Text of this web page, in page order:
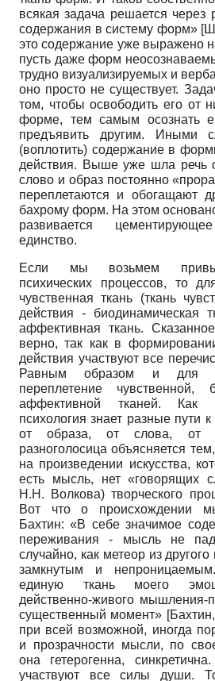
всякая задача решается через
содержания в систему форм» [
это содержание уже выражено
пусть даже форм
трудно визуализируемых и
оно просто не существует.
том, чтобы освободить его от
форме, тем самым осознать
предъявить другим. Иными
(воплотить) содержание в
действия. Выше уже шла речь
слово и образ постоянно
переплетаются и обогащают
бахрому форм. На этом
развивается
единство.
Если мы возьмем
психических процессов, то
чувственная ткань (ткань
действия - биодинамическая
аффективная ткань.
верно, так как в
действия участвуют все
Равным образом и для
переплетение чувственной,
аффективной тканей. Как
психология знает разные пути
от образа, от слова, от
разноголосица объясняется
на произведении искусства,
есть мысль, нет «говорящих
Н.Н. Волкова) творческого
Вот что о происхождении
Бахтин: «В себе значимое
переживания - мысль не
случайно, как метеор из
замкнутым и
единую ткань моего
действенно-живого мышления-
существенный момент» [
при всей возможной, иногда
и прозрачности мысли, по
она гетерогенна,
участвуют все силы души.